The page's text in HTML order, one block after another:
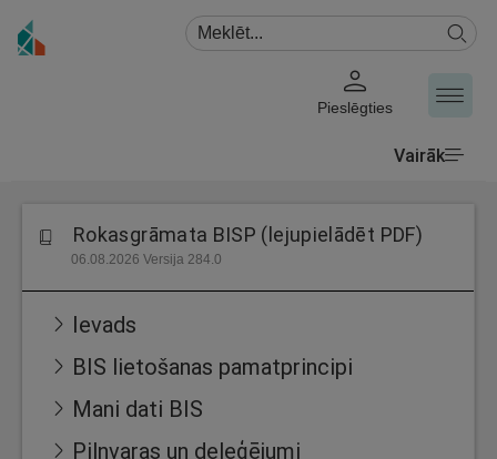
Pieslēgties
Vairāk
Rokasgrāmata BISP (lejupielādēt PDF)
06.08.2026 Versija 284.0
Ievads
BIS lietošanas pamatprincipi
Mani dati BIS
Pilnvaras un deleģējumi